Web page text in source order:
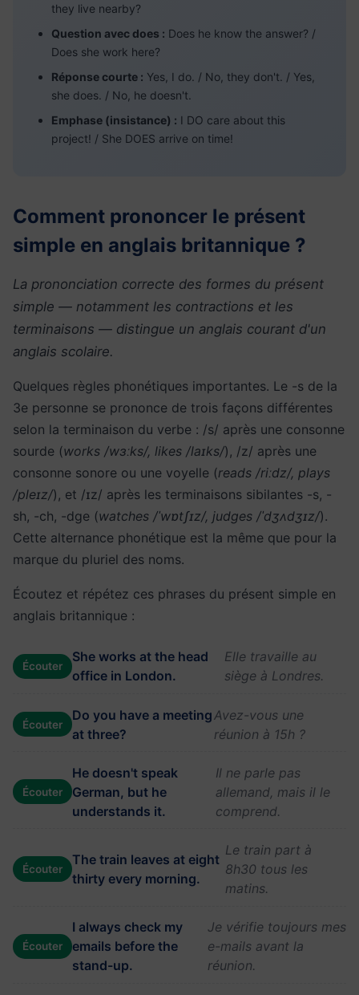
they live nearby?
Question avec does : Does he know the answer? /
Does she work here?
Réponse courte : Yes, I do. / No, they don't. / Yes,
she does. / No, he doesn't.
Emphase (insistance) : I DO care about this
project! / She DOES arrive on time!
Comment prononcer le présent
simple en anglais britannique ?
La prononciation correcte des formes du présent
simple — notamment les contractions et les
terminaisons — distingue un anglais courant d'un
anglais scolaire.
Quelques règles phonétiques importantes. Le -s de la
3e personne se prononce de trois façons différentes
selon la terminaison du verbe : /s/ après une consonne
sourde (works /wɜːks/, likes /laɪks/), /z/ après une
consonne sonore ou une voyelle (reads /riːdz/, plays
/pleɪz/), et /ɪz/ après les terminaisons sibilantes -s, -
sh, -ch, -dge (watches /ˈwɒtʃɪz/, judges /ˈdʒʌdʒɪz/).
Cette alternance phonétique est la même que pour la
marque du pluriel des noms.
Écoutez et répétez ces phrases du présent simple en
anglais britannique :
Écouter
She works at the head
office in London.
Elle travaille au
siège à Londres.
Écouter
Do you have a meeting
at three?
Avez-vous une
réunion à 15h ?
Écouter
He doesn't speak
German, but he
understands it.
Il ne parle pas
allemand, mais il le
comprend.
Écouter
The train leaves at eight
thirty every morning.
Le train part à
8h30 tous les
matins.
Écouter
I always check my
emails before the
stand-up.
Je vérifie toujours mes
e-mails avant la
réunion.